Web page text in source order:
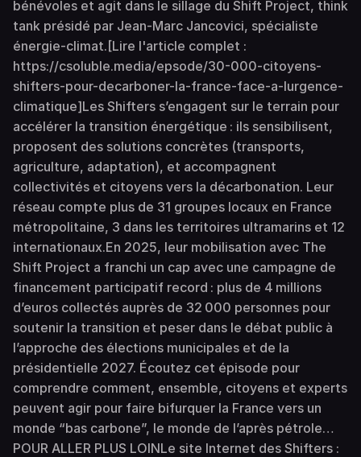
bénévoles et agit dans le sillage du Shift Project, think
tank présidé par Jean-Marc Jancovici, spécialiste
énergie-climat.[Lire l'article complet :
https://csoluble.media/epsode/30-000-citoyens-
shifters-pour-decarboner-la-france-face-a-lurgence-
climatique]Les Shifters s’engagent sur le terrain pour
accélérer la transition énergétique : ils sensibilisent,
proposent des solutions concrètes (transports,
agriculture, adaptation), et accompagnent
collectivités et citoyens vers la décarbonation. Leur
réseau compte plus de 31 groupes locaux en France
métropolitaine, 3 dans les territoires ultramarins et 12
internationaux.En 2025, leur mobilisation avec The
Shift Project a franchi un cap avec une campagne de
financement participatif record : plus de 4 millions
d’euros collectés auprès de 32 000 personnes pour
soutenir la transition et peser dans le débat public à
l’approche des élections municipales et de la
présidentielle 2027. Écoutez cet épisode pour
comprendre comment, ensemble, citoyens et experts
peuvent agir pour faire bifurquer la France vers un
monde “bas carbone”, le monde de l’après pétrole…
POUR ALLER PLUS LOINLe site Internet des Shifters :